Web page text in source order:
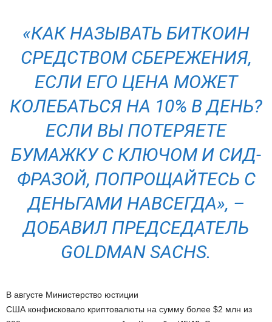
«КАК НАЗЫВАТЬ БИТКОИН
СРЕДСТВОМ СБЕРЕЖЕНИЯ,
ЕСЛИ ЕГО ЦЕНА МОЖЕТ
КОЛЕБАТЬСЯ НА 10% В ДЕНЬ?
ЕСЛИ ВЫ ПОТЕРЯЕТЕ
БУМАЖКУ С КЛЮЧОМ И СИД-
ФРАЗОЙ, ПОПРОЩАЙТЕСЬ С
ДЕНЬГАМИ НАВСЕГДА», –
ДОБАВИЛ ПРЕДСЕДАТЕЛЬ
GOLDMAN SACHS.
В августе Министерство юстиции
США конфисковало криптовалюты на сумму более $2 млн из